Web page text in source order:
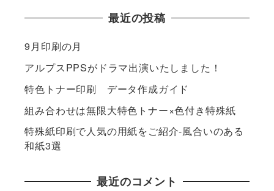
最近の投稿
9月印刷の月
アルプスPPSがドラマ出演いたしました！
特色トナー印刷 データ作成ガイド
組み合わせは無限大特色トナー×色付き特殊紙
特殊紙印刷で人気の用紙をご紹介-風合いのある
和紙3選
最近のコメント